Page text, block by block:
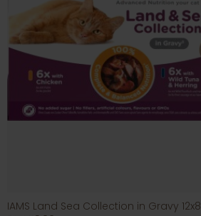
IAMS Land Sea Collection in Gravy